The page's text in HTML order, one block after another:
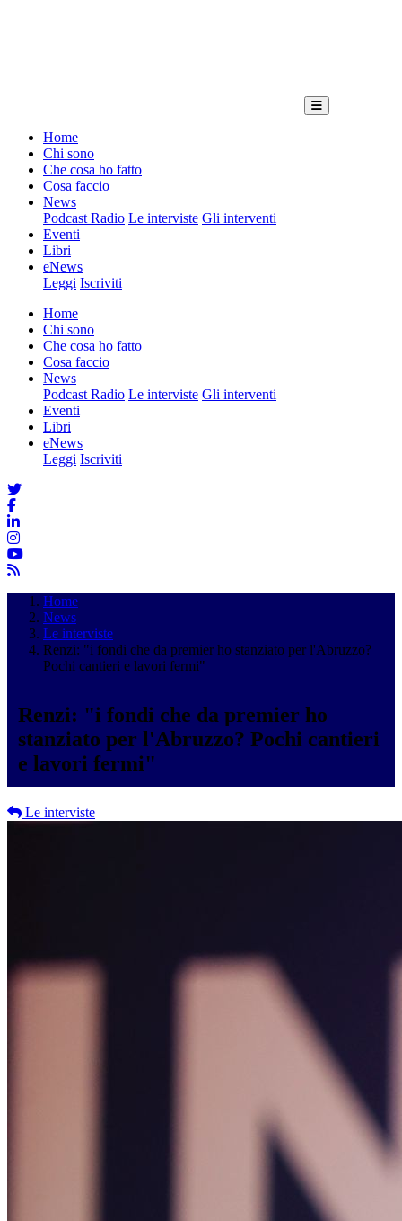
Home
Chi sono
Che cosa ho fatto
Cosa faccio
News
Podcast Radio Le interviste Gli interventi
Eventi
Libri
eNews
Leggi Iscriviti
Home
Chi sono
Che cosa ho fatto
Cosa faccio
News
Podcast Radio Le interviste Gli interventi
Eventi
Libri
eNews
Leggi Iscriviti
Home
News
Le interviste
Renzi: "i fondi che da premier ho stanziato per l'Abruzzo?
Pochi cantieri e lavori fermi"
Renzi: "i fondi che da premier ho
stanziato per l'Abruzzo? Pochi cantieri
e lavori fermi"
Le interviste